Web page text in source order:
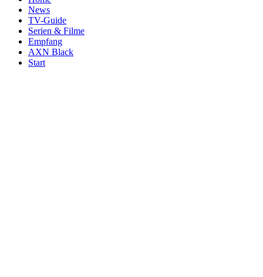
News
TV-Guide
Serien & Filme
Empfang
AXN Black
Start